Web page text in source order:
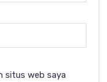
situs web saya